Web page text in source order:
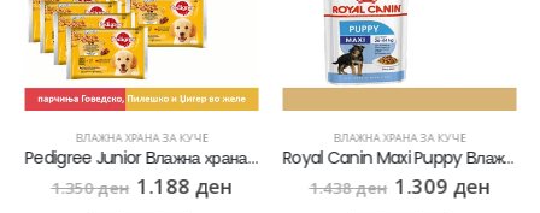
ВЛАЖНА ХРАНА ЗА КУЧЕ
Pedigree Junior Влажна храна за Кученца во раст [сет 9х Кесичка 4×100гр]
1.350ден 1.188 ден
ВЛАЖНА ХРАНА ЗА КУЧЕ
Royal Canin Maxi Puppy Влажна храна за Кученца со Голем раст со Парчиња месо во сос [10х Кесичка 140гр]
1.438ден 1.309 ден